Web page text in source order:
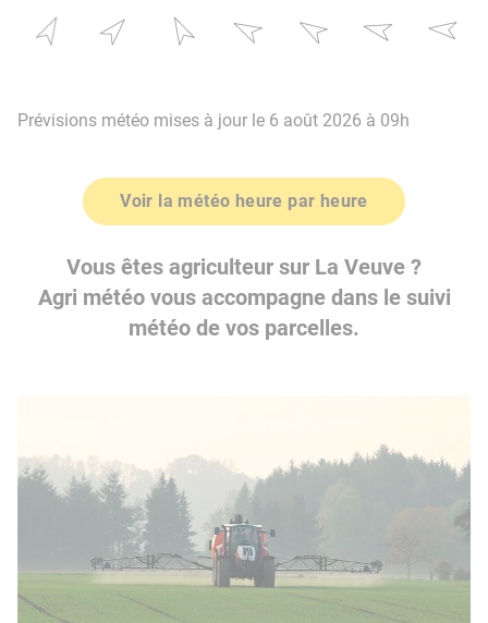
Prévisions météo mises à jour le 6 août 2026 à 09h
Voir la météo heure par heure
Vous êtes agriculteur sur La Veuve ?
Agri météo vous accompagne dans le suivi
météo de vos parcelles.